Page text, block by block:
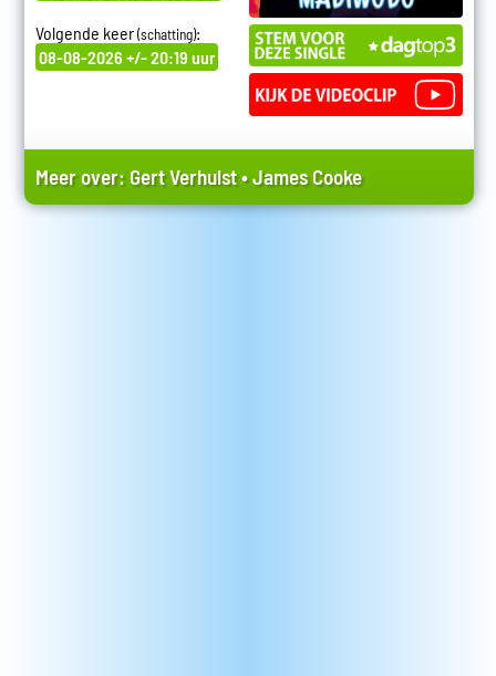
Volgende keer(schatting):
08-08-2026 +/- 20:19 uur
Meer over: Gert Verhulst•James Cooke